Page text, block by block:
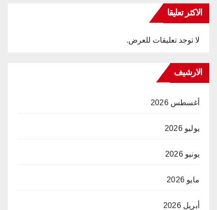
الاكثر تعليقا
لا توجد تعليقات للعرض.
الارشيف
أغسطس 2026
يوليو 2026
يونيو 2026
مايو 2026
أبريل 2026